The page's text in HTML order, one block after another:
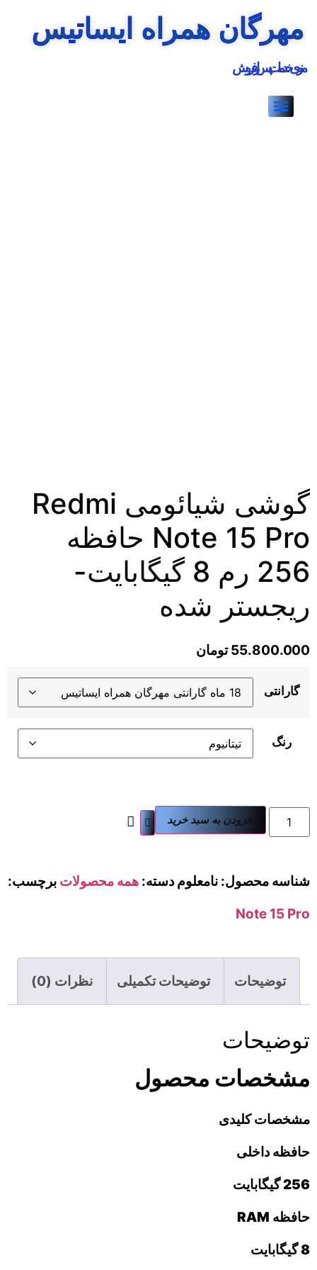
مهرگان همراه ایساتیس
منوی خدمات پس از فروش
گوشی شیائومی Redmi
Note 15 Pro حافظه
256 رم 8 گیگابایت-
ریجستر شده
55.800.000 تومان
گارانتی
رنگ
افزودن به سبد خرید
شناسه محصول: نامعلوم دسته: همه محصولات برچسب:
Note 15 Pro
توضیحات توضیحات تکمیلی نظرات (0)
توضیحات
مشخصات محصول
مشخصات کلیدی
حافظه داخلی
256 گیگابایت
حافظه RAM
8 گیگابایت